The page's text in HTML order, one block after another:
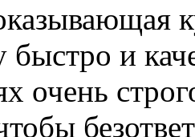
быстро и
очень